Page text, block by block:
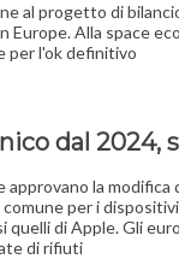
al progetto di
Alla space
per l'ok definitivo
dal 2024,
approvano la
per i
quelli di Apple. Gli
di rifiuti